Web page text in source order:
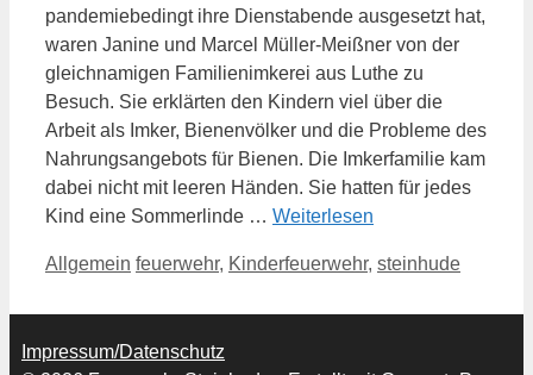
pandemiebedingt ihre Dienstabende ausgesetzt hat,
waren Janine und Marcel Müller-Meißner von der
gleichnamigen Familienimkerei aus Luthe zu
Besuch. Sie erklärten den Kindern viel über die
Arbeit als Imker, Bienenvölker und die Probleme des
Nahrungsangebots für Bienen. Die Imkerfamilie kam
dabei nicht mit leeren Händen. Sie hatten für jedes
Kind eine Sommerlinde … Weiterlesen
Kategorien
Allgemein Schlagwörter
feuerwehr, Kinderfeuerwehr, steinhude
Impressum/Datenschutz